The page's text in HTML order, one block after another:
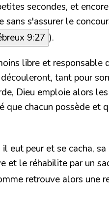
secondes, et
s'assurer le
9:27 ).
libre et
tant pour
Dieu emploie alors
chacun possède et
peur et se cacha,
le réhabilite par un
retrouve alors une